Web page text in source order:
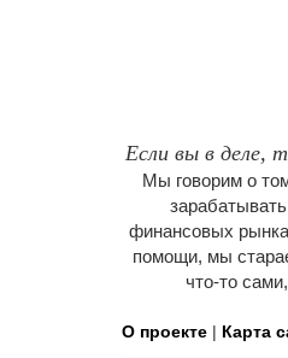
Если вы в деле,
Мы говорим о
финансовых
помощи, мы
что-то
О проекте| Карта